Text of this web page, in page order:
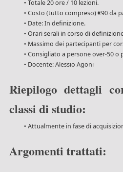
• Totale 20 ore / 10 lezioni.
• Costo (tutto compreso) €90 da
• Date: In definizione.
• Orari serali in corso di
• Massimo dei partecipanti per
• Consigliato a persone over-50 o
• Docente: Alessio Agoni
Riepilogo dettagli
classi di studio:
• Attualmente in fase di
Argomenti trattati: